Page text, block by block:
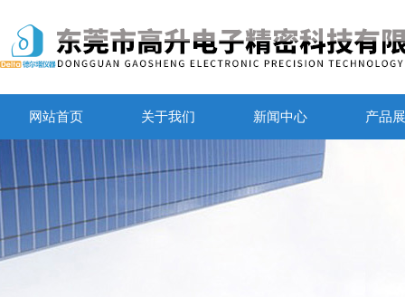
网站首页 关于我们 新闻中心 产品